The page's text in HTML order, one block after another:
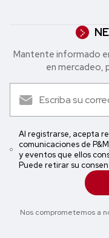
Mantente informado
en mercadeo,
Al registrarse, acepta
comunicaciones de
y eventos que ellos
Puede retirar su
Nos comprometemos a